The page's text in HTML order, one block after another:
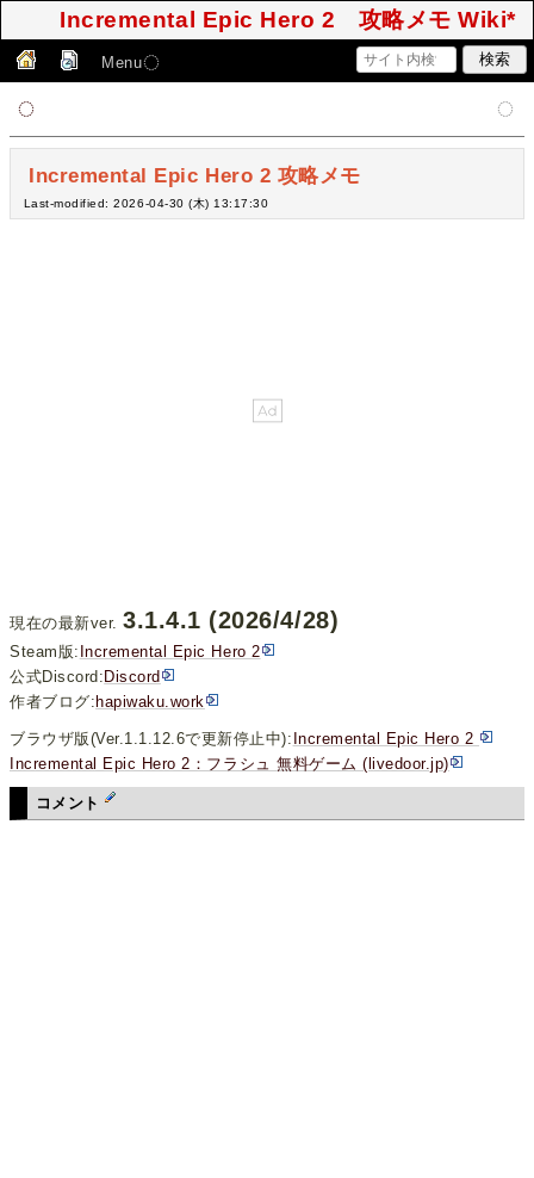
Incremental Epic Hero 2 攻略メモ Wiki*
Menu
Incremental Epic Hero 2 攻略メモ
Last-modified: 2026-04-30 (木) 13:17:30
現在の最新ver.3.1.4.1 (2026/4/28)
Steam版: Incremental Epic Hero 2
公式Discord: Discord
作者ブログ: hapiwaku.work
ブラウザ版(Ver.1.1.12.6で更新停止中): Incremental Epic Hero 2
Incremental Epic Hero 2：フラシュ 無料ゲーム (livedoor.jp)
コメント